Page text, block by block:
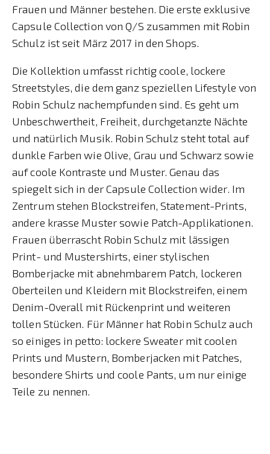
Frauen und Männer bestehen. Die erste exklusive
Capsule Collection von Q/S zusammen mit Robin
Schulz ist seit März 2017 in den Shops.
Die Kollektion umfasst richtig coole, lockere
Streetstyles, die dem ganz speziellen Lifestyle von
Robin Schulz nachempfunden sind. Es geht um
Unbeschwertheit, Freiheit, durchgetanzte Nächte
und natürlich Musik. Robin Schulz steht total auf
dunkle Farben wie Olive, Grau und Schwarz sowie
auf coole Kontraste und Muster. Genau das
spiegelt sich in der Capsule Collection wider. Im
Zentrum stehen Blockstreifen, Statement-Prints,
andere krasse Muster sowie Patch-Applikationen.
Frauen überrascht Robin Schulz mit lässigen
Print- und Mustershirts, einer stylischen
Bomberjacke mit abnehmbarem Patch, lockeren
Oberteilen und Kleidern mit Blockstreifen, einem
Denim-Overall mit Rückenprint und weiteren
tollen Stücken. Für Männer hat Robin Schulz auch
so einiges in petto: lockere Sweater mit coolen
Prints und Mustern, Bomberjacken mit Patches,
besondere Shirts und coole Pants, um nur einige
Teile zu nennen.